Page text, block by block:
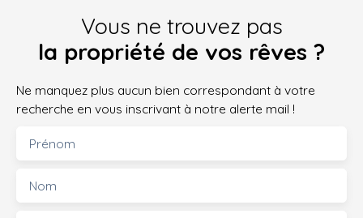
Vous ne trouvez pas
la propriété de vos rêves ?
Ne manquez plus aucun bien correspondant à votre
recherche en vous inscrivant à notre alerte mail !
Prénom
Nom